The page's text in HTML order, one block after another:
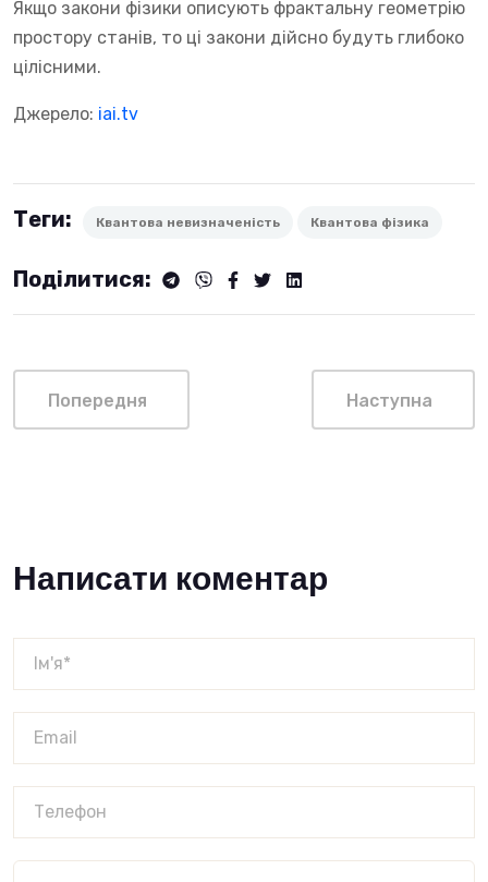
Якщо закони фізики описують фрактальну геометрію
простору станів, то ці закони дійсно будуть глибоко
цілісними.
Джерело: iai.tv
Теги: Квантова невизначеність Квантова фізика
Поділитися:
Попередня Наступна
Написати коментар